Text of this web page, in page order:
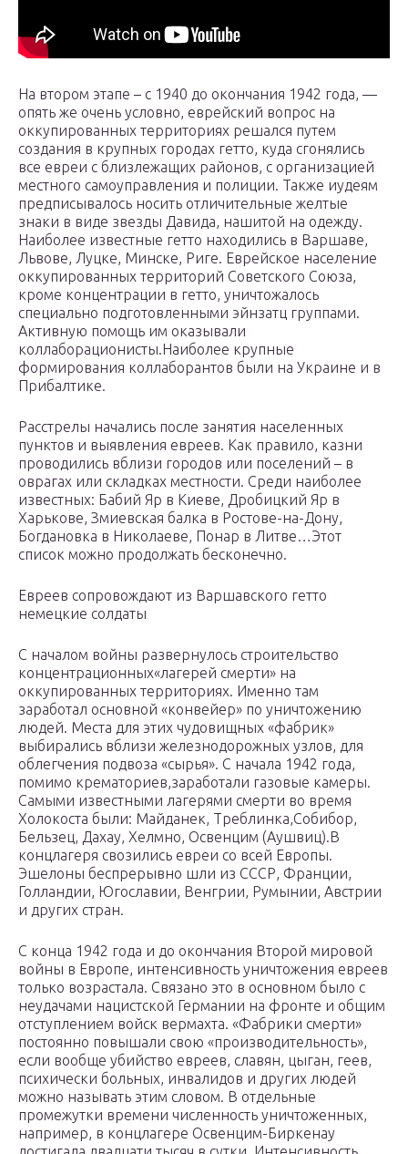
На втором этапе – с 1940 до окончания 1942 года, —
опять же очень условно, еврейский вопрос на
оккупированных территориях решался путем
создания в крупных городах гетто, куда сгонялись
все евреи с близлежащих районов, с организацией
местного самоуправления и полиции. Также иудеям
предписывалось носить отличительные желтые
знаки в виде звезды Давида, нашитой на одежду.
Наиболее известные гетто находились в Варшаве,
Львове, Луцке, Минске, Риге. Еврейское население
оккупированных территорий Советского Союза,
кроме концентрации в гетто, уничтожалось
специально подготовленными эйнзатц группами.
Активную помощь им оказывали
коллаборационисты.Наиболее крупные
формирования коллаборантов были на Украине и в
Прибалтике.
Расстрелы начались после занятия населенных
пунктов и выявления евреев. Как правило, казни
проводились вблизи городов или поселений – в
оврагах или складках местности. Среди наиболее
известных: Бабий Яр в Киеве, Дробицкий Яр в
Харькове, Змиевская балка в Ростове-на-Дону,
Богдановка в Николаеве, Понар в Литве…Этот
список можно продолжать бесконечно.
Евреев сопровождают из Варшавского гетто
немецкие солдаты
С началом войны развернулось строительство
концентрационных«лагерей смерти» на
оккупированных территориях. Именно там
заработал основной «конвейер» по уничтожению
людей. Места для этих чудовищных «фабрик»
выбирались вблизи железнодорожных узлов, для
облегчения подвоза «сырья». С начала 1942 года,
помимо крематориев,заработали газовые камеры.
Самыми известными лагерями смерти во время
Холокоста были: Майданек, Треблинка,Собибор,
Бельзец, Дахау, Хелмно, Освенцим (Аушвиц).В
концлагеря свозились евреи со всей Европы.
Эшелоны беспрерывно шли из СССР, Франции,
Голландии, Югославии, Венгрии, Румынии, Австрии
и других стран.
С конца 1942 года и до окончания Второй мировой
войны в Европе, интенсивность уничтожения евреев
только возрастала. Связано это в основном было с
неудачами нацистской Германии на фронте и общим
отступлением войск вермахта. «Фабрики смерти»
постоянно повышали свою «производительность»,
если вообще убийство евреев, славян, цыган, геев,
психически больных, инвалидов и других людей
можно называть этим словом. В отдельные
промежутки времени численность уничтоженных,
например, в концлагере Освенцим-Биркенау